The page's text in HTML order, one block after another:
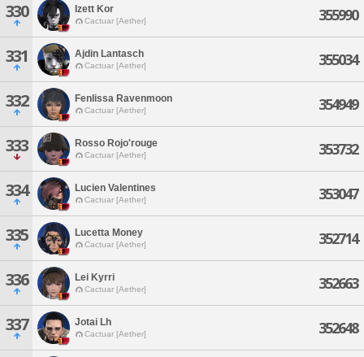
330 Izett Kor
Cactuar [Aether] 355990
331 Ajdin Lantasch
Cactuar [Aether] 355034
332 Fenlissa Ravenmoon
Cactuar [Aether] 354949
333 Rosso Rojo'rouge
Cactuar [Aether] 353732
334 Lucien Valentines
Cactuar [Aether] 353047
335 Lucetta Money
Cactuar [Aether] 352714
336 Lei Kyrri
Cactuar [Aether] 352663
337 Jotai Lh
Cactuar [Aether] 352648